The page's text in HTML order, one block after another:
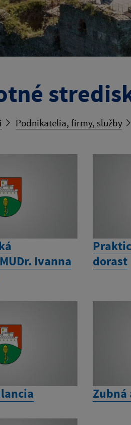
Podnikatelia, firmy, služby
Ivanna
dorast